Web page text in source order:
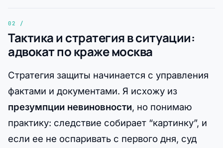
Тактика и стратегия в ситуации:
адвокат по краже москва
Стратегия защиты начинается с управления
фактами и документами. Я исхожу из
презумпции невиновности, но понимаю
практику: следствие собирает “картинку”, и
если ее не оспаривать с первого дня, суд